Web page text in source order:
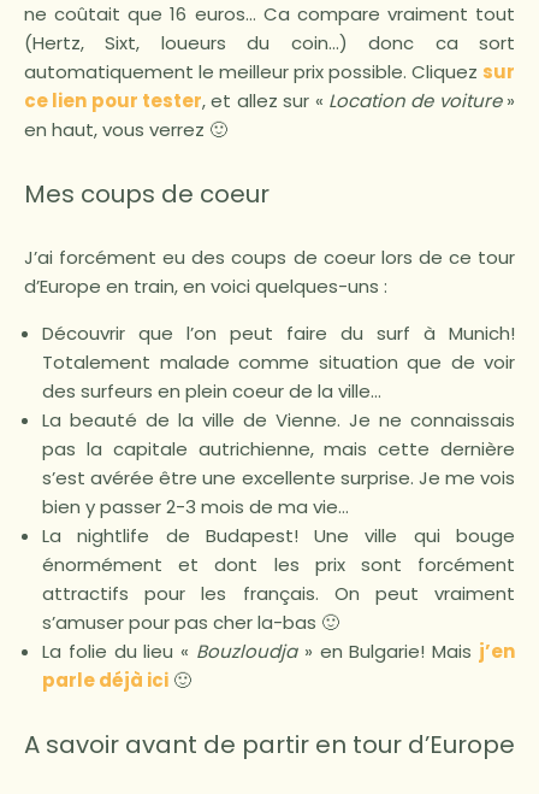
ne coûtait que 16 euros… Ca compare vraiment tout
(Hertz, Sixt, loueurs du coin…) donc ca sort
automatiquement le meilleur prix possible. Cliquez sur
ce lien pour tester, et allez sur « Location de voiture»
en haut, vous verrez 🙂
Mes coups de coeur
J’ai forcément eu des coups de coeur lors de ce tour
d’Europe en train, en voici quelques-uns :
Découvrir que l’on peut faire du surf à Munich!
Totalement malade comme situation que de voir
des surfeurs en plein coeur de la ville…
La beauté de la ville de Vienne. Je ne connaissais
pas la capitale autrichienne, mais cette dernière
s’est avérée être une excellente surprise. Je me vois
bien y passer 2-3 mois de ma vie…
La nightlife de Budapest! Une ville qui bouge
énormément et dont les prix sont forcément
attractifs pour les français. On peut vraiment
s’amuser pour pas cher la-bas 🙂
La folie du lieu « Bouzloudja» en Bulgarie! Mais j’en
parle déjà ici 🙂
A savoir avant de partir en tour d’Europe